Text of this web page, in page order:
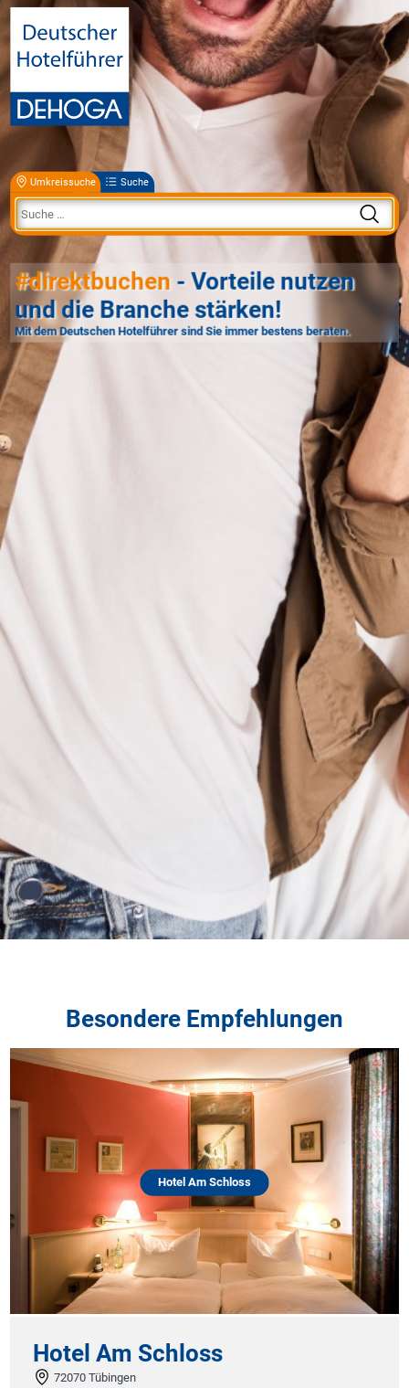
Umkreissuche Suche
#direktbuchen - Vorteile nutzen
und die Branche stärken!
Mit dem Deutschen Hotelführer sind Sie immer bestens beraten.
Besondere Empfehlungen
Hotel Am Schloss
Hotel Am Schloss
72070 Tübingen